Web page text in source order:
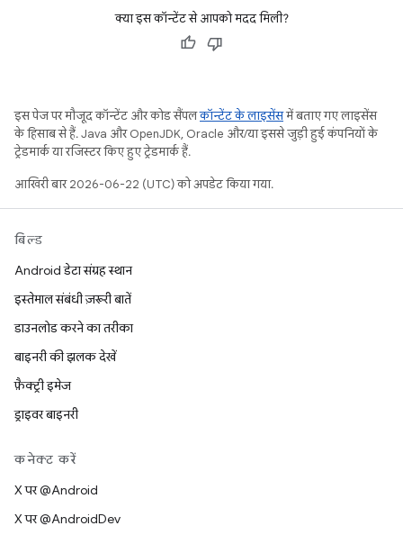
क्या इस कॉन्टेंट से आपको मदद मिली?
इस पेज पर मौजूद कॉन्टेंट और कोड सैंपलकॉन्टेंट के लाइसेंसमें बताए गए लाइसेंस
के हिसाब से हैं. Java और OpenJDK, Oracle और/या इससे जुड़ी हुई कंपनियों के
ट्रेडमार्क या रजिस्टर किए हुए ट्रेडमार्क हैं.
आखिरी बार 2026-06-22 (UTC) को अपडेट किया गया.
बिल्ड
Android डेटा संग्रह स्थान
इस्तेमाल संबंधी ज़रूरी बातें
डाउनलोड करने का तरीका
बाइनरी की झलक देखें
फ़ैक्ट्री इमेज
ड्राइवर बाइनरी
कनेक्ट करें
X पर @Android
X पर @AndroidDev